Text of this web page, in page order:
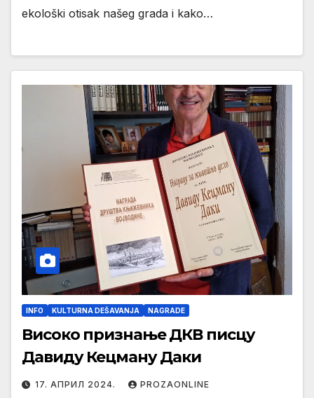
ekološki otisak našeg grada i kako…
INFO KULTURNA DEŠAVANJA NAGRADE
Високо признање ДКВ писцу
Давиду Кецману Даки
17. АПРИЛ 2024. PROZAONLINE